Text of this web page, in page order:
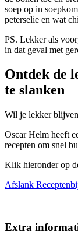
soep op in
peterselie en wat
PS. Lekker als
in dat geval met
Ontdek de
te slanken
Wil je lekker
Oscar Helm heeft
recepten om snel
Klik hieronder op
Afslank
Extra